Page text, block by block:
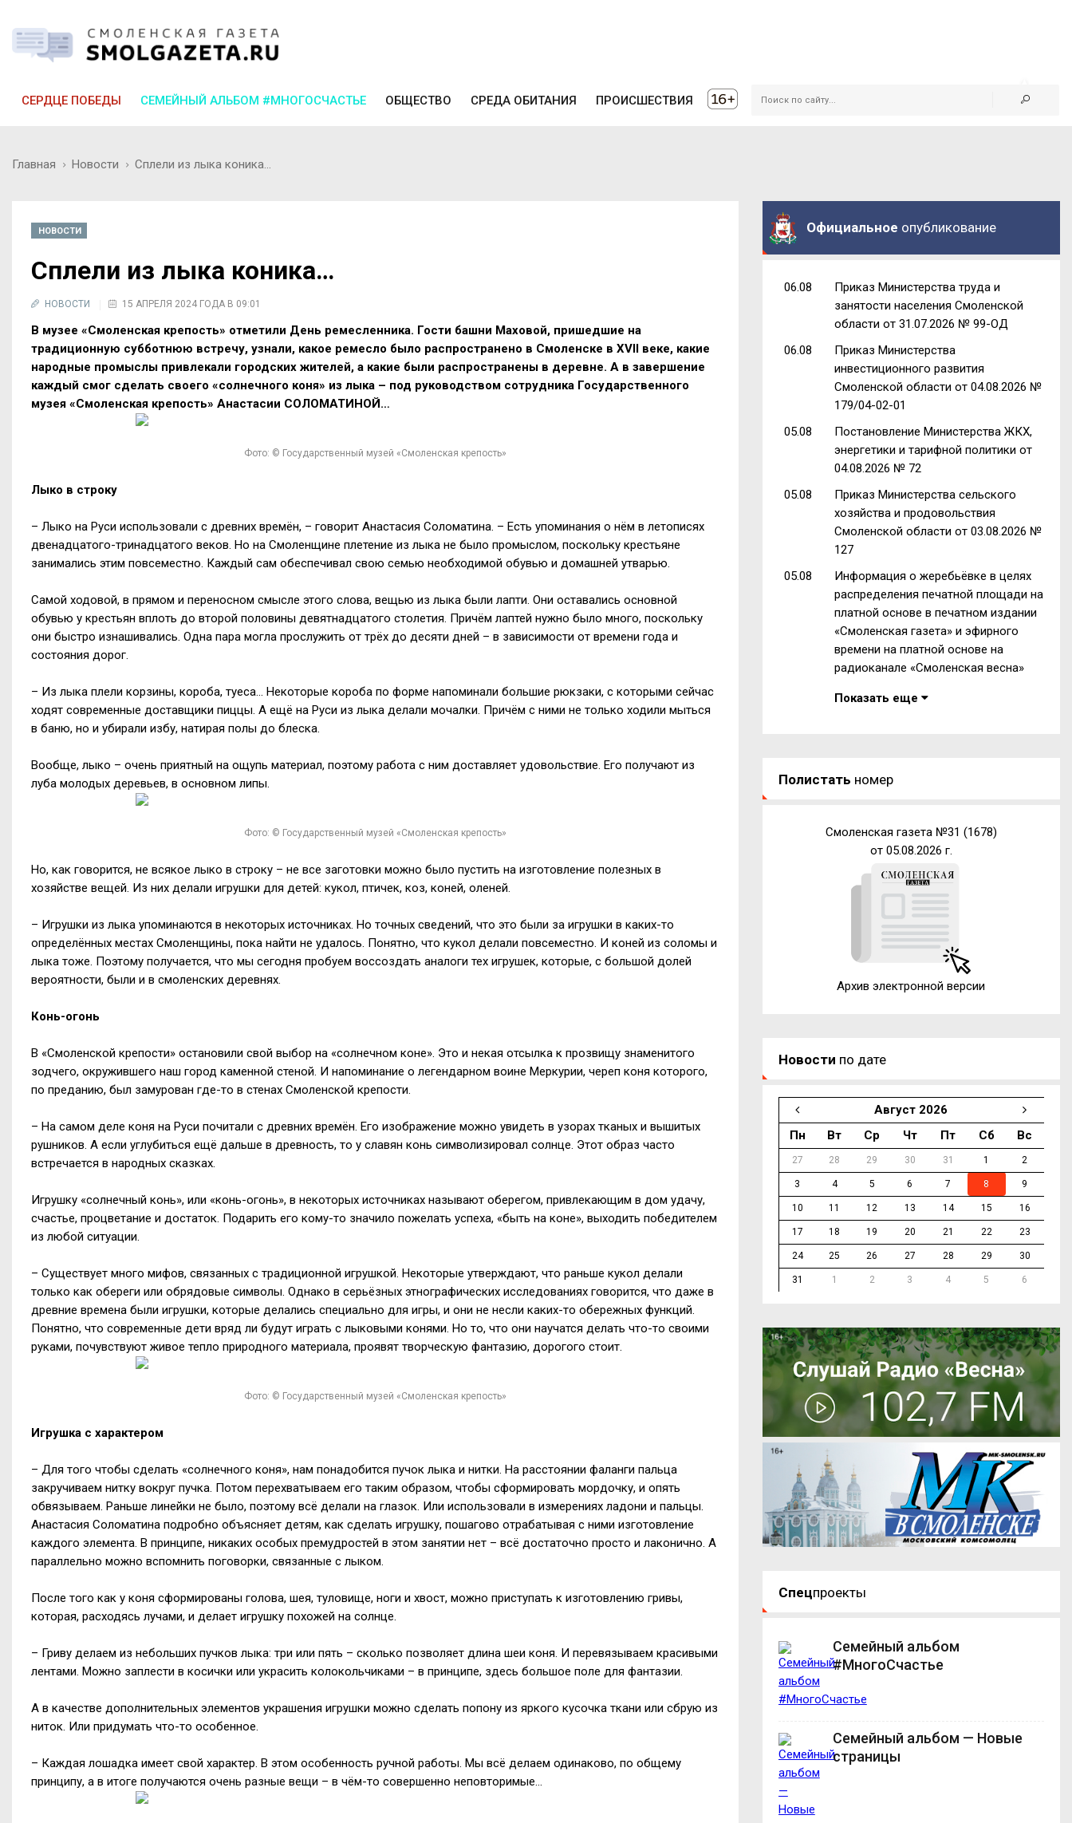
СЕРДЦЕ ПОБЕДЫ СЕМЕЙНЫЙ АЛЬБОМ #МНОГОСЧАСТЬЕ ОБЩЕСТВО СРЕДА ОБИТАНИЯ ПРОИСШЕСТВИЯ
Главная Новости Сплели из лыка коника…
НОВОСТИ
Сплели из лыка коника…
НОВОСТИ 15 АПРЕЛЯ 2024 ГОДА В 09:01
В музее «Смоленская крепость» отметили День ремесленника. Гости башни Маховой, пришедшие на
традиционную субботнюю встречу, узнали, какое ремесло было распространено в Смоленске в XVII веке, какие
народные промыслы привлекали городских жителей, а какие были распространены в деревне. А в завершение
каждый смог сделать своего «солнечного коня» из лыка – под руководством сотрудника Государственного
музея «Смоленская крепость» Анастасии СОЛОМАТИНОЙ…
Фото: © Государственный музей «Смоленская крепость»
Лыко в строку
– Лыко на Руси использовали с древних времён, – говорит Анастасия Соломатина. – Есть упоминания о нём в летописях
двенадцатого-тринадцатого веков. Но на Смоленщине плетение из лыка не было промыслом, поскольку крестьяне
занимались этим повсеместно. Каждый сам обеспечивал свою семью необходимой обувью и домашней утварью.
Самой ходовой, в прямом и переносном смысле этого слова, вещью из лыка были лапти. Они оставались основной
обувью у крестьян вплоть до второй половины девятнадцатого столетия. Причём лаптей нужно было много, поскольку
они быстро изнашивались. Одна пара могла прослужить от трёх до десяти дней – в зависимости от времени года и
состояния дорог.
– Из лыка плели корзины, короба, туеса… Некоторые короба по форме напоминали большие рюкзаки, с которыми сейчас
ходят современные доставщики пиццы. А ещё на Руси из лыка делали мочалки. Причём с ними не только ходили мыться
в баню, но и убирали избу, натирая полы до блеска.
Вообще, лыко – очень приятный на ощупь материал, поэтому работа с ним доставляет удовольствие. Его получают из
луба молодых деревьев, в основном липы.
Фото: © Государственный музей «Смоленская крепость»
Но, как говорится, не всякое лыко в строку – не все заготовки можно было пустить на изготовление полезных в
хозяйстве вещей. Из них делали игрушки для детей: кукол, птичек, коз, коней, оленей.
– Игрушки из лыка упоминаются в некоторых источниках. Но точных сведений, что это были за игрушки в каких-то
определённых местах Смоленщины, пока найти не удалось. Понятно, что кукол делали повсеместно. И коней из соломы и
лыка тоже. Поэтому получается, что мы сегодня пробуем воссоздать аналоги тех игрушек, которые, с большой долей
вероятности, были и в смоленских деревнях.
Конь-огонь
В «Смоленской крепости» остановили свой выбор на «солнечном коне». Это и некая отсылка к прозвищу знаменитого
зодчего, окружившего наш город каменной стеной. И напоминание о легендарном воине Меркурии, череп коня которого,
по преданию, был замурован где-то в стенах Смоленской крепости.
– На самом деле коня на Руси почитали с древних времён. Его изображение можно увидеть в узорах тканых и вышитых
рушников. А если углубиться ещё дальше в древность, то у славян конь символизировал солнце. Этот образ часто
встречается в народных сказках.
Игрушку «солнечный конь», или «конь-огонь», в некоторых источниках называют оберегом, привлекающим в дом удачу,
счастье, процветание и достаток. Подарить его кому-то значило пожелать успеха, «быть на коне», выходить победителем
из любой ситуации.
– Существует много мифов, связанных с традиционной игрушкой. Некоторые утверждают, что раньше кукол делали
только как обереги или обрядовые символы. Однако в серьёзных этнографических исследованиях говорится, что даже в
древние времена были игрушки, которые делались специально для игры, и они не несли каких-то обережных функций.
Понятно, что современные дети вряд ли будут играть с лыковыми конями. Но то, что они научатся делать что-то своими
руками, почувствуют живое тепло природного материала, проявят творческую фантазию, дорогого стоит.
Фото: © Государственный музей «Смоленская крепость»
Игрушка с характером
– Для того чтобы сделать «солнечного коня», нам понадобится пучок лыка и нитки. На расстоянии фаланги пальца
закручиваем нитку вокруг пучка. Потом перехватываем его таким образом, чтобы сформировать мордочку, и опять
обвязываем. Раньше линейки не было, поэтому всё делали на глазок. Или использовали в измерениях ладони и пальцы.
Анастасия Соломатина подробно объясняет детям, как сделать игрушку, пошагово отрабатывая с ними изготовление
каждого элемента. В принципе, никаких особых премудростей в этом занятии нет – всё достаточно просто и лаконично. А
параллельно можно вспомнить поговорки, связанные с лыком.
После того как у коня сформированы голова, шея, туловище, ноги и хвост, можно приступать к изготовлению гривы,
которая, расходясь лучами, и делает игрушку похожей на солнце.
– Гриву делаем из небольших пучков лыка: три или пять – сколько позволяет длина шеи коня. И перевязываем красивыми
лентами. Можно заплести в косички или украсить колокольчиками – в принципе, здесь большое поле для фантазии.
А в качестве дополнительных элементов украшения игрушки можно сделать попону из яркого кусочка ткани или сбрую из
ниток. Или придумать что-то особенное.
– Каждая лошадка имеет свой характер. В этом особенность ручной работы. Мы всё делаем одинаково, по общему
принципу, а в итоге получаются очень разные вещи – в чём-то совершенно неповторимые…
Официальное опубликование
06.08
Приказ Министерства труда и
занятости населения Смоленской
области от 31.07.2026 № 99-ОД
06.08
Приказ Министерства
инвестиционного развития
Смоленской области от 04.08.2026 №
179/04-02-01
05.08
Постановление Министерства ЖКХ,
энергетики и тарифной политики от
04.08.2026 № 72
05.08
Приказ Министерства сельского
хозяйства и продовольствия
Смоленской области от 03.08.2026 №
127
05.08
Информация о жеребьёвке в целях
распределения печатной площади на
платной основе в печатном издании
«Смоленская газета» и эфирного
времени на платной основе на
радиоканале «Смоленская весна»
Показать еще
Полистать номер
Смоленская газета №31 (1678)
от 05.08.2026 г.
Архив электронной версии
Новости по дате
Август 2026
Пн
Вт Ср Чт Пт Сб Вс
27 28 29 30 31 1 2
3 4 5 6 7 8 9
10 11 12 13 14 15 16
17 18 19 20 21 22 23
24 25 26 27 28 29 30
31 1 2 3 4 5 6
Спецпроекты
Семейный альбом
#МногоСчастье
Семейный альбом — Новые
страницы